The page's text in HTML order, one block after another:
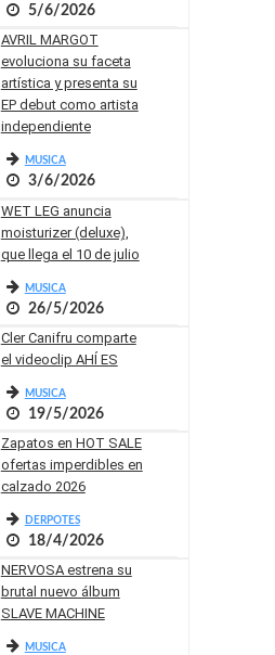
5/6/2026
AVRIL MARGOT
evoluciona su faceta
artística y presenta su
EP debut como artista
independiente
MUSICA
3/6/2026
WET LEG anuncia
moisturizer (deluxe),
que llega el 10 de julio
MUSICA
26/5/2026
Cler Canifru comparte
el videoclip AHÍ ES
MUSICA
19/5/2026
Zapatos en HOT SALE
ofertas imperdibles en
calzado 2026
DERPOTES
18/4/2026
NERVOSA estrena su
brutal nuevo álbum
SLAVE MACHINE
MUSICA